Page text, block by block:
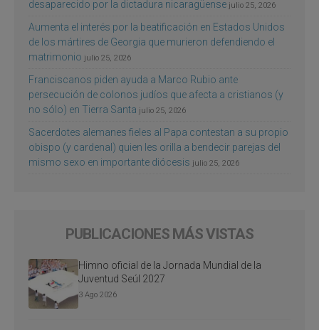
desaparecido por la dictadura nicaragüense julio 25, 2026
Aumenta el interés por la beatificación en Estados Unidos
de los mártires de Georgia que murieron defendiendo el
matrimonio julio 25, 2026
Franciscanos piden ayuda a Marco Rubio ante
persecución de colonos judíos que afecta a cristianos (y
no sólo) en Tierra Santa julio 25, 2026
Sacerdotes alemanes fieles al Papa contestan a su propio
obispo (y cardenal) quien les orilla a bendecir parejas del
mismo sexo en importante diócesis julio 25, 2026
PUBLICACIONES MÁS VISTAS
Himno oficial de la Jornada Mundial de la
Juventud Seúl 2027
3 Ago 2026